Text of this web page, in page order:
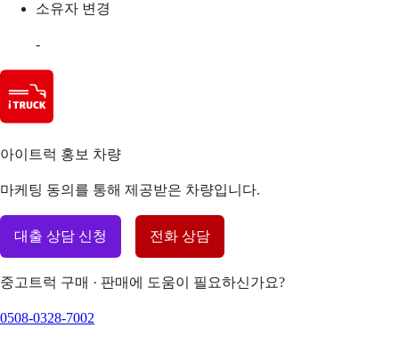
소유자 변경
-
아이트럭 홍보 차량
마케팅 동의를 통해 제공받은 차량입니다.
대출 상담 신청 전화 상담
중고트럭 구매 · 판매에 도움이 필요하신가요?
0508-0328-7002